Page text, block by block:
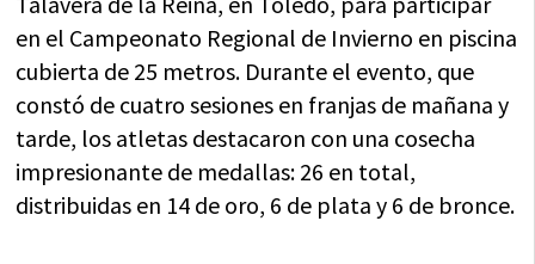
en el Campeonato Regional de Invierno en piscina
cubierta de 25 metros. Durante el evento, que
constó de cuatro sesiones en franjas de mañana y
tarde, los atletas destacaron con una cosecha
impresionante de medallas: 26 en total,
distribuidas en 14 de oro, 6 de plata y 6 de bronce.